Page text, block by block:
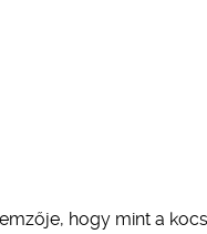
hogy mint a